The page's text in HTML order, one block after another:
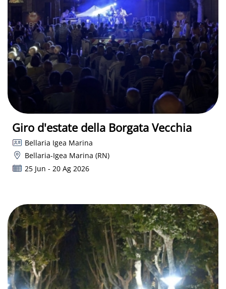
Giro d'estate della Borgata Vecchia
Bellaria Igea Marina
Bellaria-Igea Marina (RN)
25 Jun - 20 Ag 2026